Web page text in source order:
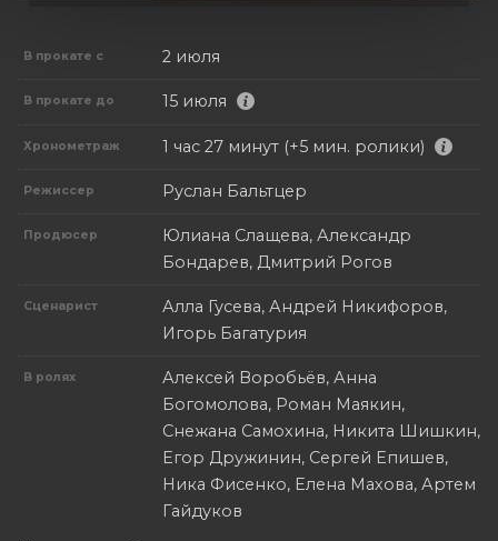
В прокате с 2 июля
В прокате до 15 июля
Хронометраж 1 час 27 минут (+5 мин. ролики)
Режиссер Руслан Бальтцер
Продюсер
Юлиана Слащева, Александр
Бондарев, Дмитрий Рогов
Сценарист
Алла Гусева, Андрей Никифоров,
Игорь Багатурия
В ролях
Алексей Воробьёв, Анна
Богомолова, Роман Маякин,
Снежана Самохина, Никита Шишкин,
Егор Дружинин, Сергей Епишев,
Ника Фисенко, Елена Махова, Артем
Гайдуков